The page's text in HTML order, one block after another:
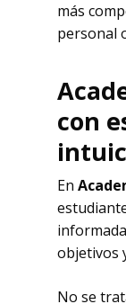
más
personal
con
En
objetivos
No se